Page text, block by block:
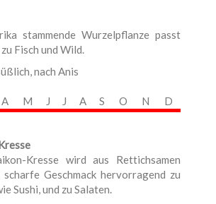
stammende Wurzelpflanze passt
Fisch und Wild.
nach Anis
A M J J A S O N D
Kresse wird aus Rettichsamen
Geschmack hervorragend zu
Sushi, und zu Salaten.